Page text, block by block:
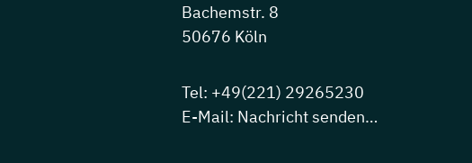
Bachemstr. 8
50676 Köln
Tel: +49(221) 29265230
E-Mail: Nachricht senden…